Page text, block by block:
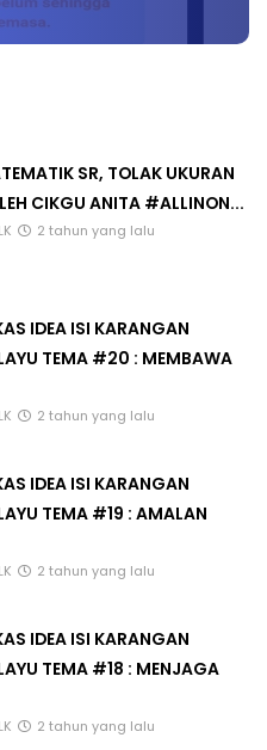
SR, TOLAK UKURAN
CIKGU ANITA #ALLINON...
2 tahun yang lalu
IDEA ISI KARANGAN
TEMA #20 : MEMBAWA
2 tahun yang lalu
IDEA ISI KARANGAN
TEMA #19 : AMALAN
2 tahun yang lalu
IDEA ISI KARANGAN
TEMA #18 : MENJAGA
2 tahun yang lalu